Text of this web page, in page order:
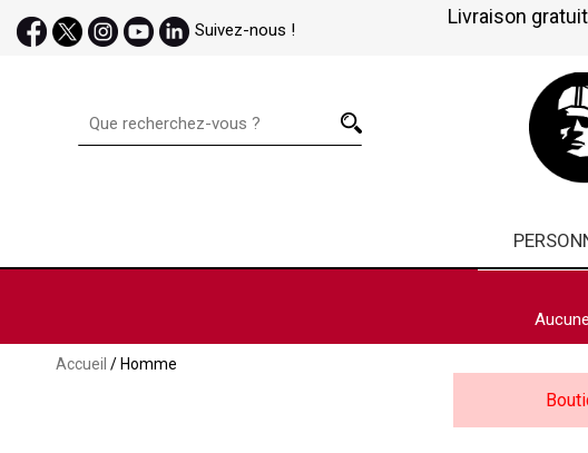
Suivez-nous !
Livraison
Accueil / Homme